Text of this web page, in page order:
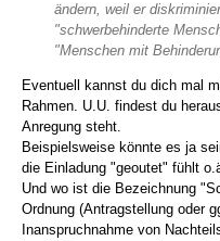
ändern, weil er
"schwerbehinderte
"Menschen mit
Eventuell kannst du dich mal
Rahmen. U.U. findest du
Anregung steht.
Beispielsweise könnte es ja
die Einladung "geoutet" fühlt
Und wo ist die Bezeichnung
Ordnung (Antragstellung oder
Inanspruchnahme von